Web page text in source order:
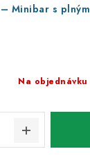
– Minibar s
Na objednávku